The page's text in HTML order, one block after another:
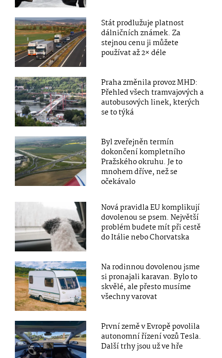
Stát prodlužuje platnost
dálničních známek. Za
stejnou cenu ji můžete
používat až 2× déle
Praha změnila provoz MHD:
Přehled všech tramvajových a
autobusových linek, kterých
se to týká
Byl zveřejněn termín
dokončení kompletního
Pražského okruhu. Je to
mnohem dříve, než se
očekávalo
Nová pravidla EU komplikují
dovolenou se psem. Největší
problém budete mít při cestě
do Itálie nebo Chorvatska
Na rodinnou dovolenou jsme
si pronajali karavan. Bylo to
skvělé, ale přesto musíme
všechny varovat
První země v Evropě povolila
autonomní řízení vozů Tesla.
Další trhy jsou už ve hře